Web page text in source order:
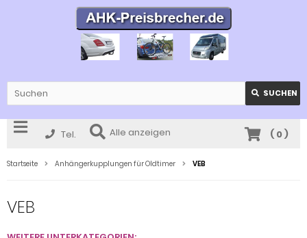
SUCHEN
Tel. Alle anzeigen ( 0)
Startseite Anhängerkupplungen für Oldtimer VEB
VEB